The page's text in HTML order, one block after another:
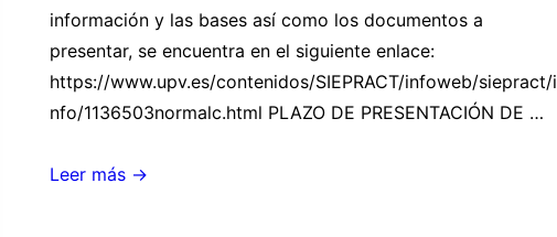
información y las bases así como los documentos a
presentar, se encuentra en el siguiente enlace:
https://www.upv.es/contenidos/SIEPRACT/infoweb/siepract/i
nfo/1136503normalc.html PLAZO DE PRESENTACIÓN DE …
Becas
Leer más →